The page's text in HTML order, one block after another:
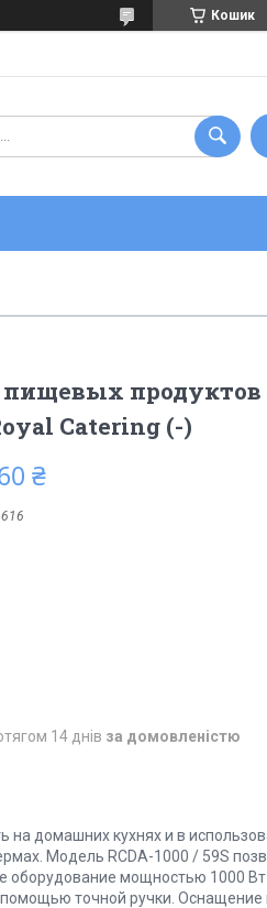
Кошик
продуктов
Catering (-)
₴
14 днів за домовленістю
на домашних кухнях и в
Модель RCDA-1000 / 59S
оборудование мощностью 1000
помощью точной ручки.